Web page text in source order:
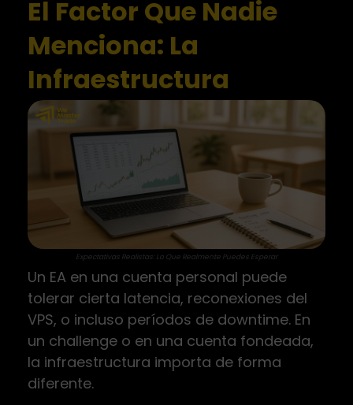
El Factor Que Nadie
Menciona: La
Infraestructura
Expectativas Realistas: Lo Que Realmente Puedes Esperar
Un EA en una cuenta personal puede
tolerar cierta latencia, reconexiones del
VPS, o incluso períodos de downtime. En
un challenge o en una cuenta fondeada,
la infraestructura importa de forma
diferente.